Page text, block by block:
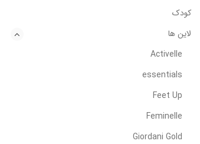
کودک
لاین ها
Activelle
essentials
Feet Up
Feminelle
Giordani Gold